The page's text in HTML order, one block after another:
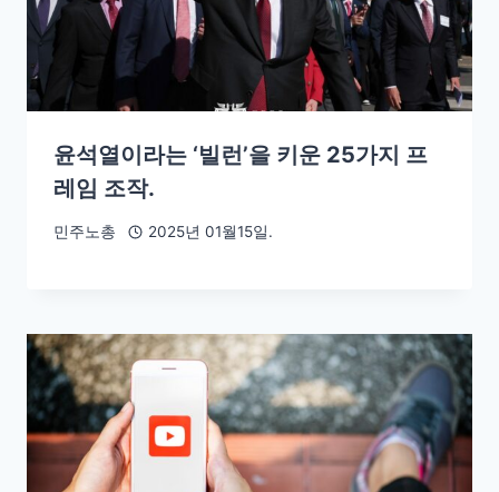
윤석열이라는 ‘빌런’을 키운 25가지 프
레임 조작.
민주노총 2025년 01월15일.